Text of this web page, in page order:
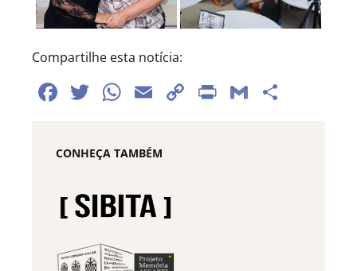
Compartilhe esta notícia:
Facebook
Twitter
WhatsApp
EmailCopyPrintGmail
CONHEÇA TAMBÉM